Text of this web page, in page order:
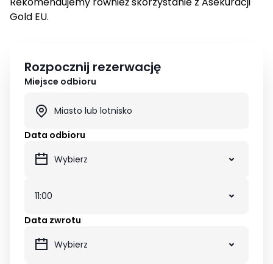
Gold EU.
Rozpocznij rezerwację
Miejsce odbioru
Data odbioru
Data zwrotu